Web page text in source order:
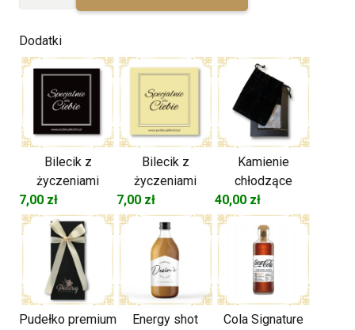
Dodatki
Bilecik z
życzeniami
7,00 zł
Bilecik z
życzeniami
7,00 zł
Kamienie
chłodzące
40,00 zł
Pudełko premium
Energy shot
Cola Signature